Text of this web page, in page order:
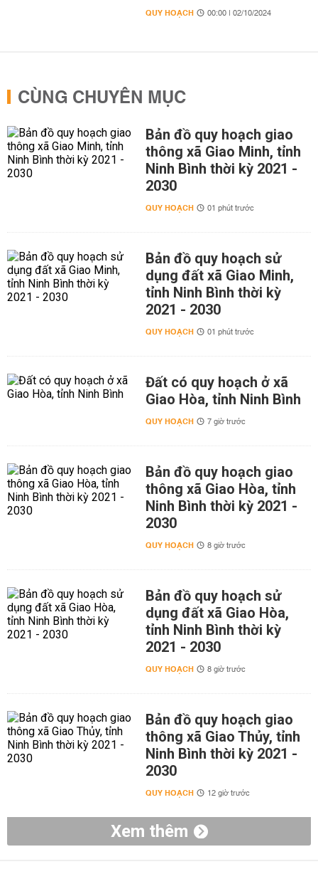
QUY HOẠCH 00:00 | 02/10/2024
CÙNG CHUYÊN MỤC
Bản đồ quy hoạch giao
thông xã Giao Minh, tỉnh
Ninh Bình thời kỳ 2021 -
2030
QUY HOẠCH 01 phút trước
Bản đồ quy hoạch sử
dụng đất xã Giao Minh,
tỉnh Ninh Bình thời kỳ
2021 - 2030
QUY HOẠCH 01 phút trước
Đất có quy hoạch ở xã
Giao Hòa, tỉnh Ninh Bình
QUY HOẠCH 7 giờ trước
Bản đồ quy hoạch giao
thông xã Giao Hòa, tỉnh
Ninh Bình thời kỳ 2021 -
2030
QUY HOẠCH 8 giờ trước
Bản đồ quy hoạch sử
dụng đất xã Giao Hòa,
tỉnh Ninh Bình thời kỳ
2021 - 2030
QUY HOẠCH 8 giờ trước
Bản đồ quy hoạch giao
thông xã Giao Thủy, tỉnh
Ninh Bình thời kỳ 2021 -
2030
QUY HOẠCH 12 giờ trước
Xem thêm